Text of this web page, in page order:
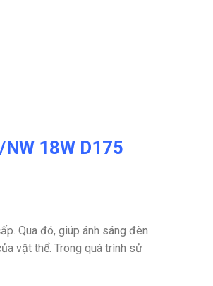
18W D175
Qua đó, giúp ánh sáng đèn
vật thể. Trong quá trình sử